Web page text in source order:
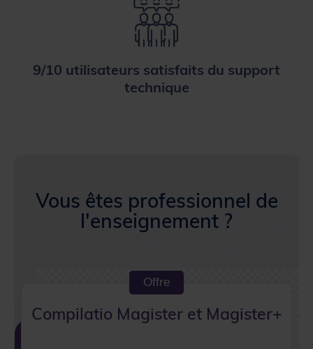
9/10 utilisateurs satisfaits du support
technique
Vous êtes professionnel de
l'enseignement ?
Offre
Compilatio Magister et Magister+